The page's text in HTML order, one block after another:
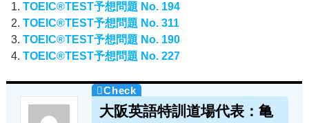
TOEIC®TEST予想問題 No. 194
TOEIC®TEST予想問題 No. 311
TOEIC®TEST予想問題 No. 190
TOEIC®TEST予想問題 No. 227
大阪英語特訓道場代表：亀